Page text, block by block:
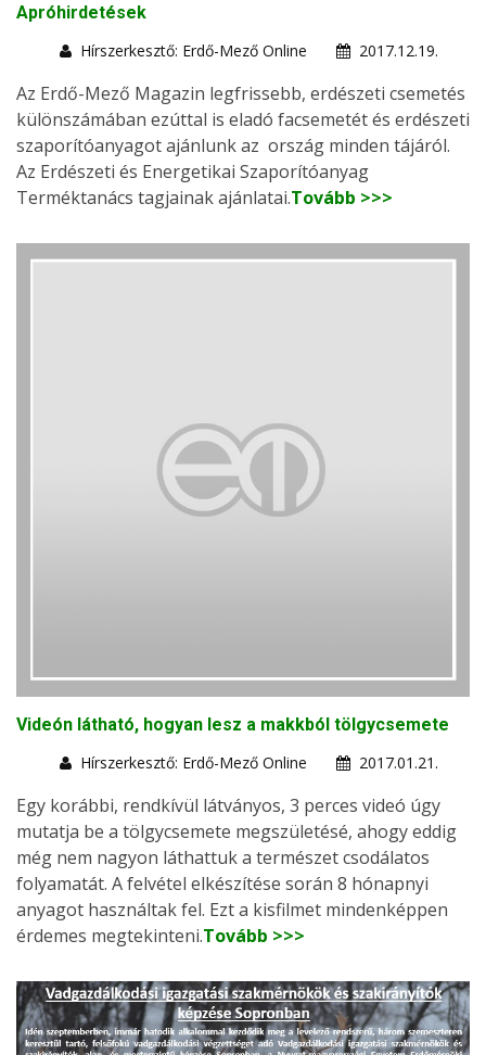
Apróhirdetések
Hírszerkesztő: Erdő-Mező Online
2017.12.19.
Az Erdő-Mező Magazin legfrissebb, erdészeti csemetés
különszámában ezúttal is eladó facsemetét és erdészeti
szaporítóanyagot ajánlunk az ország minden tájáról.
Az Erdészeti és Energetikai Szaporítóanyag
Terméktanács tagjainak ajánlatai.Tovább >>>
Videón látható, hogyan lesz a makkból tölgycsemete
Hírszerkesztő: Erdő-Mező Online
2017.01.21.
Egy korábbi, rendkívül látványos, 3 perces videó úgy
mutatja be a tölgycsemete megszületésé, ahogy eddig
még nem nagyon láthattuk a természet csodálatos
folyamatát. A felvétel elkészítése során 8 hónapnyi
anyagot használtak fel. Ezt a kisfilmet mindenképpen
érdemes megtekinteni.Tovább >>>